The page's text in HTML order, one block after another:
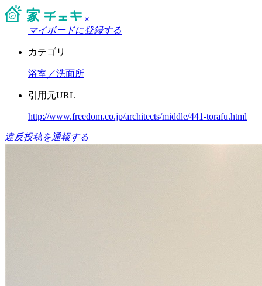
×
マイボードに登録する
カテゴリ
浴室／洗面所
引用元URL
http://www.freedom.co.jp/architects/middle/441-torafu.html
違反投稿を通報する